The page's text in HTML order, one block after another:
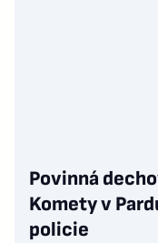
Povinná
Komety v
policie